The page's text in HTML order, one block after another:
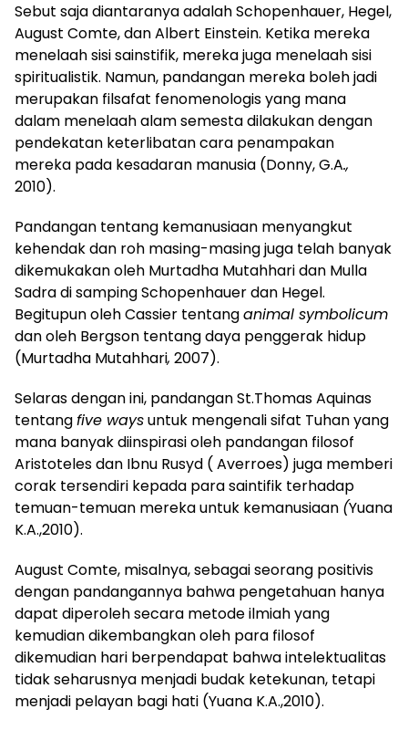
Sebut saja diantaranya adalah Schopenhauer, Hegel,
August Comte, dan Albert Einstein. Ketika mereka
menelaah sisi sainstifik, mereka juga menelaah sisi
spiritualistik. Namun, pandangan mereka boleh jadi
merupakan filsafat fenomenologis yang mana
dalam menelaah alam semesta dilakukan dengan
pendekatan keterlibatan cara penampakan
mereka pada kesadaran manusia (Donny, G.A.,
2010).
Pandangan tentang kemanusiaan menyangkut
kehendak dan roh masing-masing juga telah banyak
dikemukakan oleh Murtadha Mutahhari dan Mulla
Sadra di samping Schopenhauer dan Hegel.
Begitupun oleh Cassier tentanganimal symbolicum
dan oleh Bergson tentang daya penggerak hidup
(Murtadha Mutahhari, 2007).
Selaras dengan ini, pandangan St.Thomas Aquinas
tentangfive waysuntuk mengenali sifat Tuhan yang
mana banyak diinspirasi oleh pandangan filosof
Aristoteles dan Ibnu Rusyd ( Averroes) juga memberi
corak tersendiri kepada para saintifik terhadap
temuan-temuan mereka untuk kemanusiaan (Yuana
K.A.,2010).
August Comte, misalnya, sebagai seorang positivis
dengan pandangannya bahwa pengetahuan hanya
dapat diperoleh secara metode ilmiah yang
kemudian dikembangkan oleh para filosof
dikemudian hari berpendapat bahwa intelektualitas
tidak seharusnya menjadi budak ketekunan, tetapi
menjadi pelayan bagi hati (Yuana K.A.,2010).